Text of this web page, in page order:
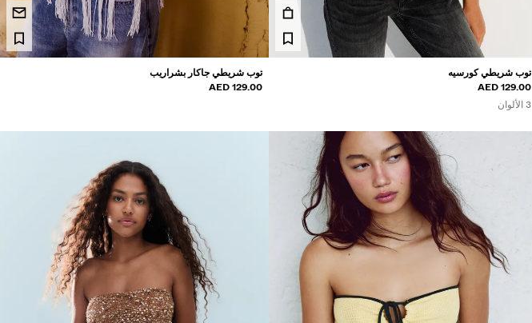
توب شريطي كورسيه
129.00 AED
3 الألوان
توب شريطي جاكار بشراريب
129.00 AED